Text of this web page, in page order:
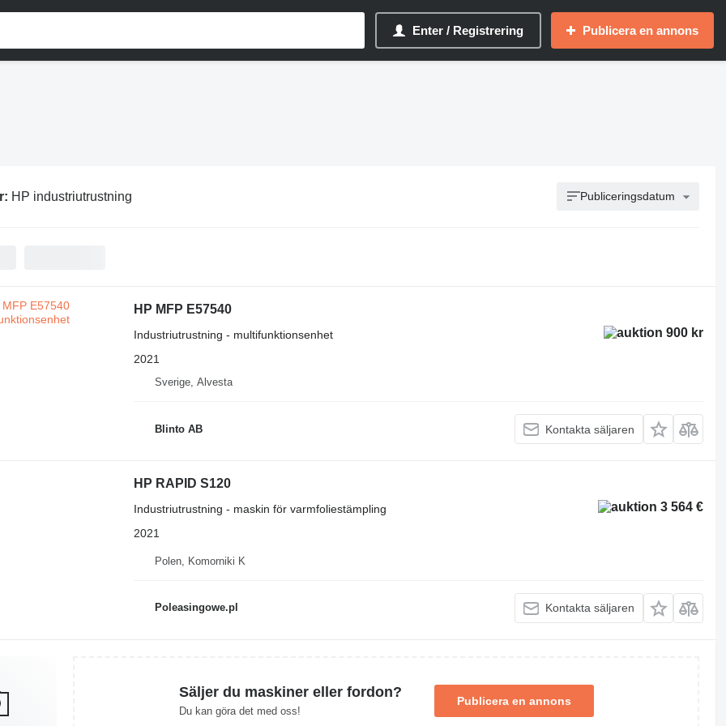
Enter / Registrering Publicera en annons
HP industriutrustning Publiceringsdatum
HP MFP E57540
900 kr
Industriutrustning - multifunktionsenhet
2021
Sverige, Alvesta
Blinto AB Kontakta säljaren
HP RAPID S120
3 564 €
Industriutrustning - maskin för varmfoliestämpling
2021
Polen, Komorniki K
Poleasingowe.pl Kontakta säljaren
Säljer du maskiner eller fordon?
Du kan göra det med oss!
Publicera en annons